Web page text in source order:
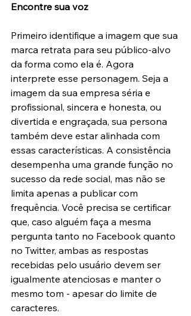
Encontre sua voz
Primeiro identifique a imagem que sua
marca retrata para seu público-alvo
da forma como ela é. Agora
interprete esse personagem. Seja a
imagem da sua empresa séria e
profissional, sincera e honesta, ou
divertida e engraçada, sua persona
também deve estar alinhada com
essas características. A consistência
desempenha uma grande função no
sucesso da rede social, mas não se
limita apenas a publicar com
frequência. Você precisa se certificar
que, caso alguém faça a mesma
pergunta tanto no Facebook quanto
no Twitter, ambas as respostas
recebidas pelo usuário devem ser
igualmente atenciosas e manter o
mesmo tom - apesar do limite de
caracteres.